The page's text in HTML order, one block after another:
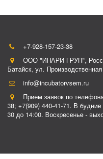
+7-928-157-23-38
ООО "ИНАРИ ГРУП",
Батайск, ул. Производственная
info@incubatorvsem.ru
Прием заявок по
38; +7(909) 440-41-71. В
30 до 14:00. Воскресенье -